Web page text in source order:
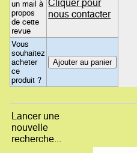
un mail à
propos
de cette
revue
Cliquer pour
nous contacter
Vous
souhaitez
acheter
ce
produit ?
Lancer une
nouvelle
recherche...